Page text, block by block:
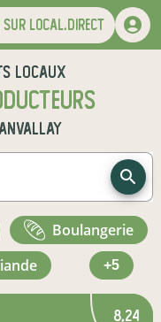
sur local.direct
locaux
boulangerie
viande +5
8,24